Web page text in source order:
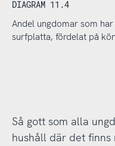
DIAGRAM 11.4
Andel ungdomar som
surfplatta, fördelat på
Så gott som alla
hushåll där det finns